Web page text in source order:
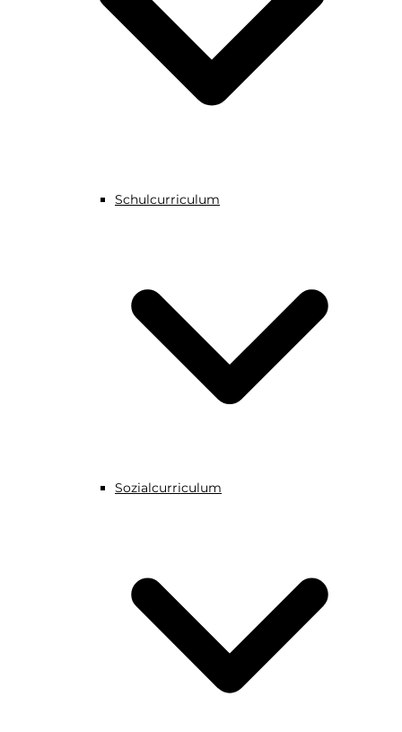
Schulcurriculum
Sozialcurriculum